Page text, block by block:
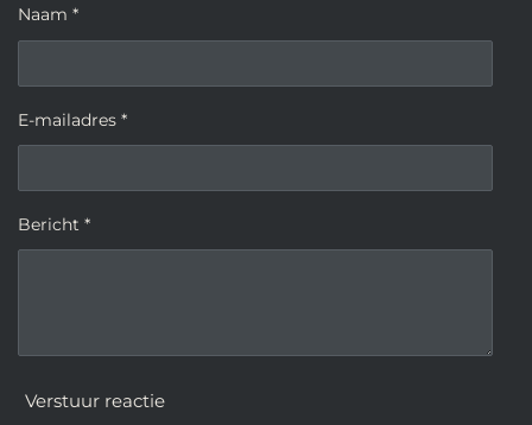
Naam *
E-mailadres *
Bericht *
Verstuur reactie